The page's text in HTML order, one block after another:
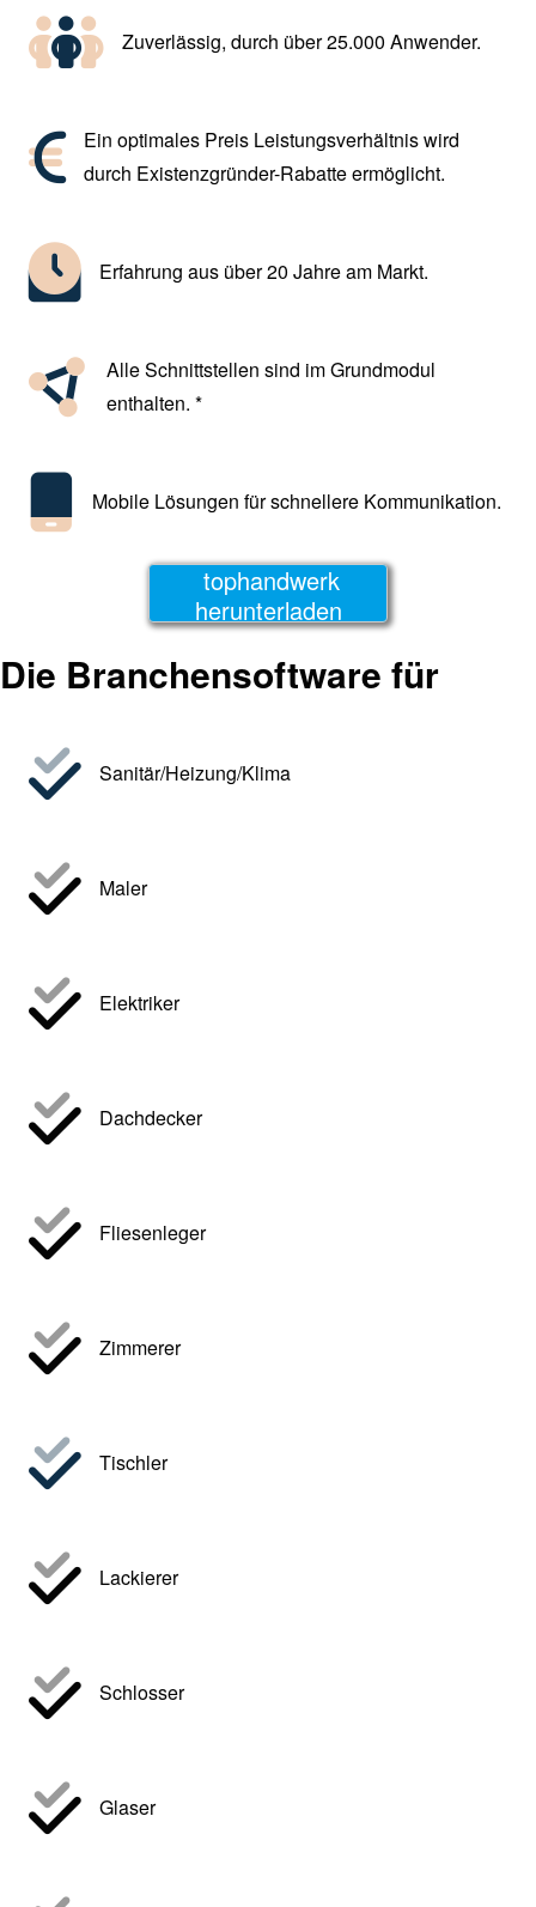
Zuverlässig, durch über 25.000 Anwender.
Ein optimales Preis Leistungsverhältnis wird
durch Existenzgründer-Rabatte ermöglicht.
Erfahrung aus über 20 Jahre am Markt.
Alle Schnittstellen sind im Grundmodul
enthalten. *
Mobile Lösungen für schnellere Kommunikation.
tophandwerk
herunterladen
Die Branchensoftware für
Sanitär/Heizung/Klima
Maler
Elektriker
Dachdecker
Fliesenleger
Zimmerer
Tischler
Lackierer
Schlosser
Glaser